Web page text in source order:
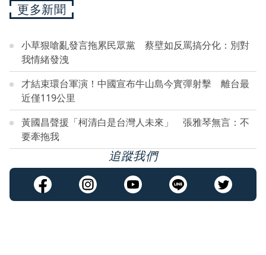
更多新聞
小草狠嗆亂發言拖累民眾黨 蔡壁如反罵搞分化：別對
我情緒發洩
才結束環台軍演！中國宣布牛山島今實彈射擊 離台最
近僅119公里
黃國昌聲援「柯清白是台灣人未來」 張雅琴無言：不
要牽拖我
追蹤我們